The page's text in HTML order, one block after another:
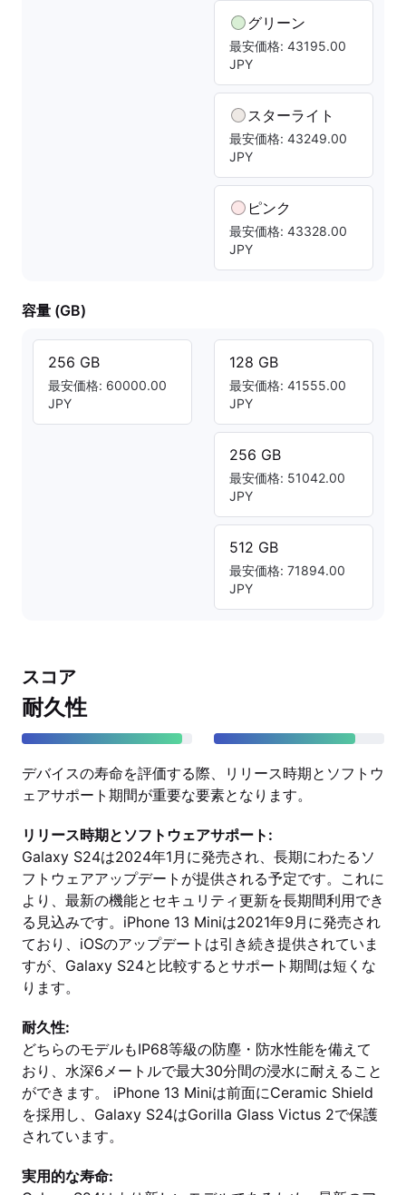
グリーン
最安価格: 43195.00
JPY
スターライト
最安価格: 43249.00
JPY
ピンク
最安価格: 43328.00
JPY
容量 (GB)
256 GB
最安価格: 60000.00
JPY
128 GB
最安価格: 41555.00
JPY
256 GB
最安価格: 51042.00
JPY
512 GB
最安価格: 71894.00
JPY
スコア
耐久性
デバイスの寿命を評価する際、リリース時期とソフトウ
ェアサポート期間が重要な要素となります。
リリース時期とソフトウェアサポート:
Galaxy S24は2024年1月に発売され、長期にわたるソ
フトウェアアップデートが提供される予定です。これに
より、最新の機能とセキュリティ更新を長期間利用でき
る見込みです。iPhone 13 Miniは2021年9月に発売され
ており、iOSのアップデートは引き続き提供されていま
すが、Galaxy S24と比較するとサポート期間は短くな
ります。
耐久性:
どちらのモデルもIP68等級の防塵・防水性能を備えて
おり、水深6メートルで最大30分間の浸水に耐えること
ができます。 iPhone 13 Miniは前面にCeramic Shield
を採用し、Galaxy S24はGorilla Glass Victus 2で保護
されています。
実用的な寿命: